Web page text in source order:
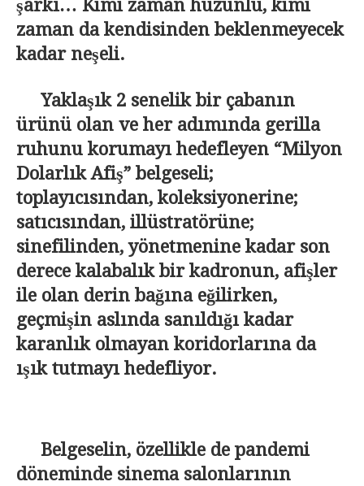
şarkı… Kimi zaman hüzünlü, kimi
zaman da kendisinden beklenmeyecek
kadar neşeli.
Yaklaşık 2 senelik bir çabanın
ürünü olan ve her adımında gerilla
ruhunu korumayı hedefleyen “Milyon
Dolarlık Afiş” belgeseli;
toplayıcısından, koleksiyonerine;
satıcısından, illüstratörüne;
sinefilinden, yönetmenine kadar son
derece kalabalık bir kadronun, afişler
ile olan derin bağına eğilirken,
geçmişin aslında sanıldığı kadar
karanlık olmayan koridorlarına da
ışık tutmayı hedefliyor.
Belgeselin, özellikle de pandemi
döneminde sinema salonlarının